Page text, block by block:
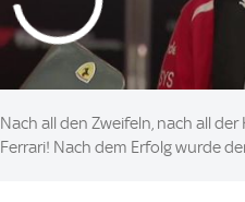
Nach all den Zweifeln, nach all
Ferrari! Nach dem Erfolg wurde